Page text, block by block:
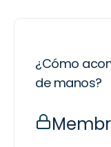
¿Cómo
de manos?